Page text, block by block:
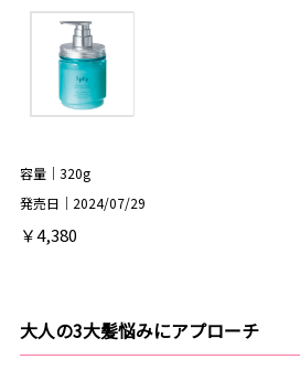
容量｜320g
発売日｜2024/07/29
￥4,380
大人の3大髪悩みにアプローチ